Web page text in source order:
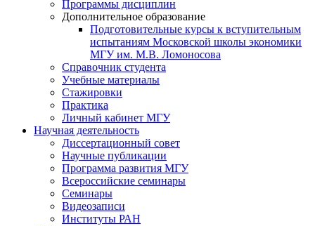
Программы дисциплин
Дополнительное образование
Подготовительные курсы к вступительным
испытаниям Московской школы экономики
МГУ им. М.В. Ломоносова
Справочник студента
Учебные материалы
Стажировки
Практика
Личный кабинет МГУ
Научная деятельность
Диссертационный совет
Научные публикации
Программа развития МГУ
Всероссийские семинары
Семинары
Видеозаписи
Институты РАН